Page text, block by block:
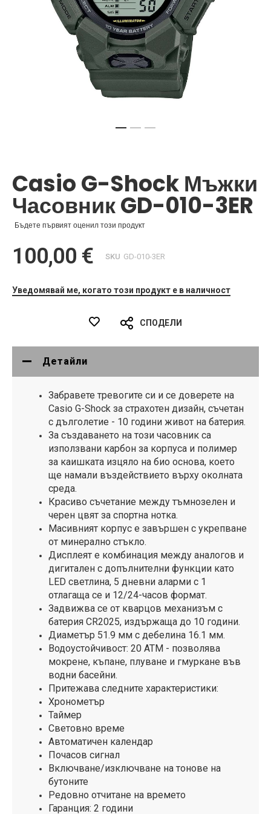
на
галерия
със
снимки
Casio G-Shock Мъжки
Часовник GD-010-3ER
Бъдете първият оценил този продукт
100,00 € SKU GD-010-3ER
Уведомявай ме, когато този продукт е в наличност
СПОДЕЛИ
Детайли
Забравете тревогите си и се доверете на
Casio G-Shock за страхотен дизайн, съчетан
с дълголетие - 10 години живот на батерия.
За създаването на този часовник са
използвани карбон за корпуса и полимер
за каишката изцяло на био основа, което
ще намали въздействието върху околната
среда.
Красиво съчетание между тъмнозелен и
черен цвят за спортна нотка.
Масивният корпус е завършен с укрепване
от минерално стъкло.
Дисплеят е комбинация между аналогов и
дигитален с допълнителни функции като
LED светлина, 5 дневни аларми с 1
отлагаща се и 12/24-часов формат.
Задвижва се от кварцов механизъм с
батерия CR2025, издържаща до 10 години.
Диаметър 51.9 мм с дебелина 16.1 мм.
Водоустойчивост: 20 ATM - позволява
мокрене, къпане, плуване и гмуркане във
водни басейни.
Притежава следните характеристики:
Хронометър
Таймер
Световно време
Автоматичен календар
Почасов сигнал
Включване/изключване на тонове на
бутоните
Редовно отчитане на времето
Гаранция: 2 години